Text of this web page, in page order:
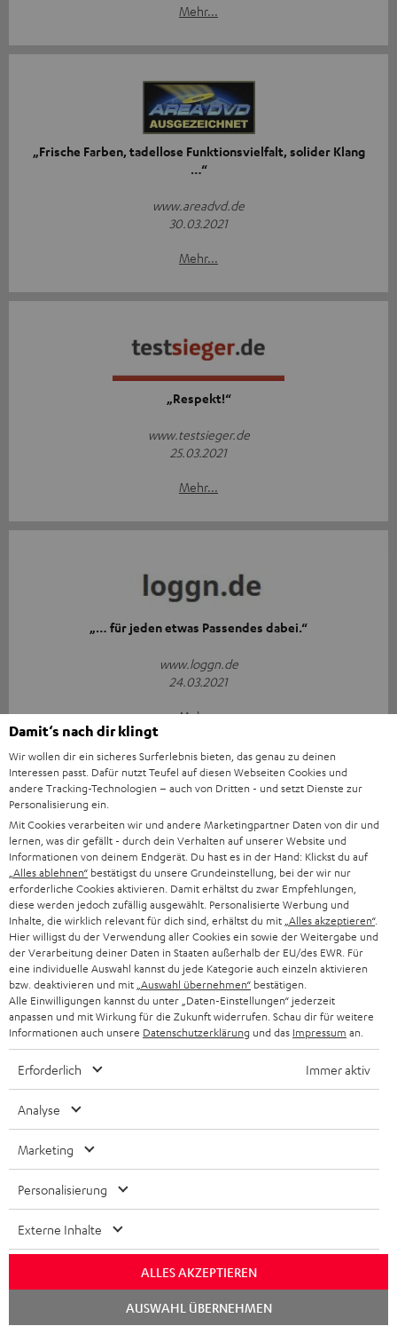
Mehr...
„Frische Farben, tadellose Funktionsvielfalt, solider Klang
…“
www.areadvd.de
30.03.2021
Mehr...
„Respekt!“
www.testsieger.de
25.03.2021
Mehr...
„… für jeden etwas Passendes dabei.“
www.loggn.de
24.03.2021
Mehr...
„Chapeau!“
www.pctipp.ch
08.03.2021
Mehr...
„… sehr klare Stimmqualität …“
Mehr...
„… überzeugt mit ausgewogenem Klang …“
Damit‘s nach dir klingt
Wir wollen dir ein sicheres Surferlebnis bieten, das genau zu deinen
Interessen passt. Dafür nutzt Teufel auf diesen Webseiten Cookies und
andere Tracking-Technologien – auch von Dritten - und setzt Dienste zur
Personalisierung ein.
Mit Cookies verarbeiten wir und andere Marketingpartner Daten von dir und
lernen, was dir gefällt - durch dein Verhalten auf unserer Website und
Informationen von deinem Endgerät. Du hast es in der Hand: Klickst du auf
„Alles ablehnen“ bestätigst du unsere Grundeinstellung, bei der wir nur
erforderliche Cookies aktivieren. Damit erhältst du zwar Empfehlungen,
diese werden jedoch zufällig ausgewählt. Personalisierte Werbung und
Inhalte, die wirklich relevant für dich sind, erhältst du mit „Alles akzeptieren“.
Hier willigst du der Verwendung aller Cookies ein sowie der Weitergabe und
der Verarbeitung deiner Daten in Staaten außerhalb der EU/des EWR. Für
eine individuelle Auswahl kannst du jede Kategorie auch einzeln aktivieren
bzw. deaktivieren und mit „Auswahl übernehmen“ bestätigen.
Alle Einwilligungen kannst du unter „Daten-Einstellungen“ jederzeit
anpassen und mit Wirkung für die Zukunft widerrufen. Schau dir für weitere
Informationen auch unsere Datenschutzerklärung und das Impressum an.
Erforderlich Immer aktiv
Analyse
Marketing
Personalisierung
Externe Inhalte
ALLES AKZEPTIEREN
AUSWAHL ÜBERNEHMEN